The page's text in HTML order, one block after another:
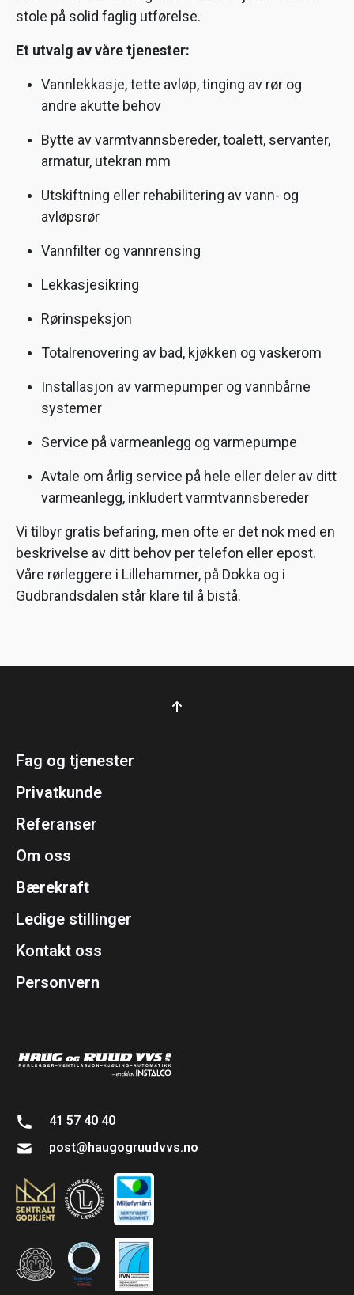
stole på solid faglig utførelse.
Et utvalg av våre tjenester:
Vannlekkasje, tette avløp, tinging av rør og
andre akutte behov
Bytte av varmtvannsbereder, toalett, servanter,
armatur, utekran mm
Utskiftning eller rehabilitering av vann- og
avløpsrør
Vannfilter og vannrensing
Lekkasjesikring
Rørinspeksjon
Totalrenovering av bad, kjøkken og vaskerom
Installasjon av varmepumper og vannbårne
systemer
Service på varmeanlegg og varmepumpe
Avtale om årlig service på hele eller deler av ditt
varmeanlegg, inkludert varmtvannsbereder
Vi tilbyr gratis befaring, men ofte er det nok med en
beskrivelse av ditt behov per telefon eller epost.
Våre rørleggere i Lillehammer, på Dokka og i
Gudbrandsdalen står klare til å bistå.
41 57 40 40
post@haugogruudvvs.no
Fag og tjenester
Privatkunde
Referanser
Om oss
Bærekraft
Ledige stillinger
Kontakt oss
Personvern